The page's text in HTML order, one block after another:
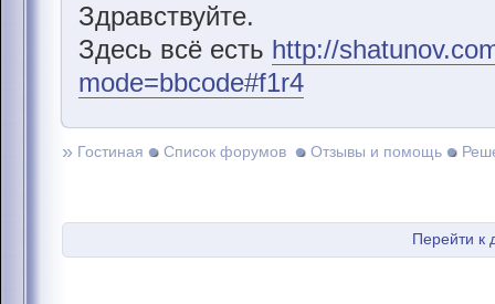
Здравствуйте.
Здесь всё есть http://
mode=bbcode#f1r4
» Гостиная Список форумов Отзывы и помощь
Перейти к